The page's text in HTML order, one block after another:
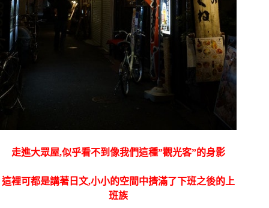
走進大眾屋,似乎看不到像我們這種”觀光客”的身影
這裡可都是講著日文,小小的空間中擠滿了下班之後的上
班族